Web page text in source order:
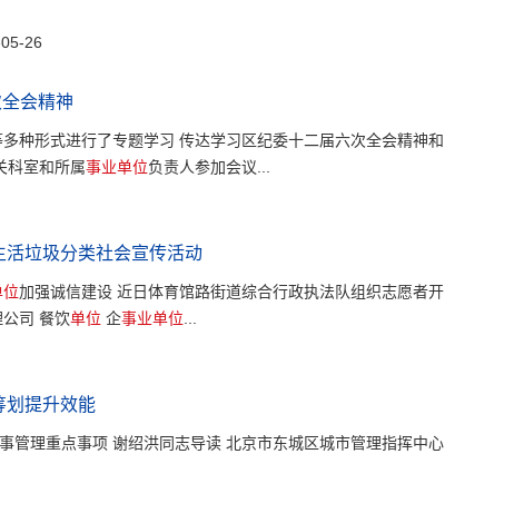
26
会精神
种形式进行了专题学习 传达学习区纪委十二届六次全会精神和
科室和所属事业单位负责人参加会议...
活垃圾分类社会宣传活动
加强诚信建设 近日体育馆路街道综合行政执法队组织志愿者开
司 餐饮单位 企事业单位
划提升效能
管理重点事项 谢绍洪同志导读 北京市东城区城市管理指挥中心